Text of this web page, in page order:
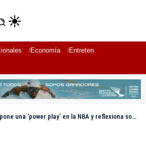
Economía Entretenimiento
play’ en la NBA y reflexiona sobre el entretenimiento en el baloncesto